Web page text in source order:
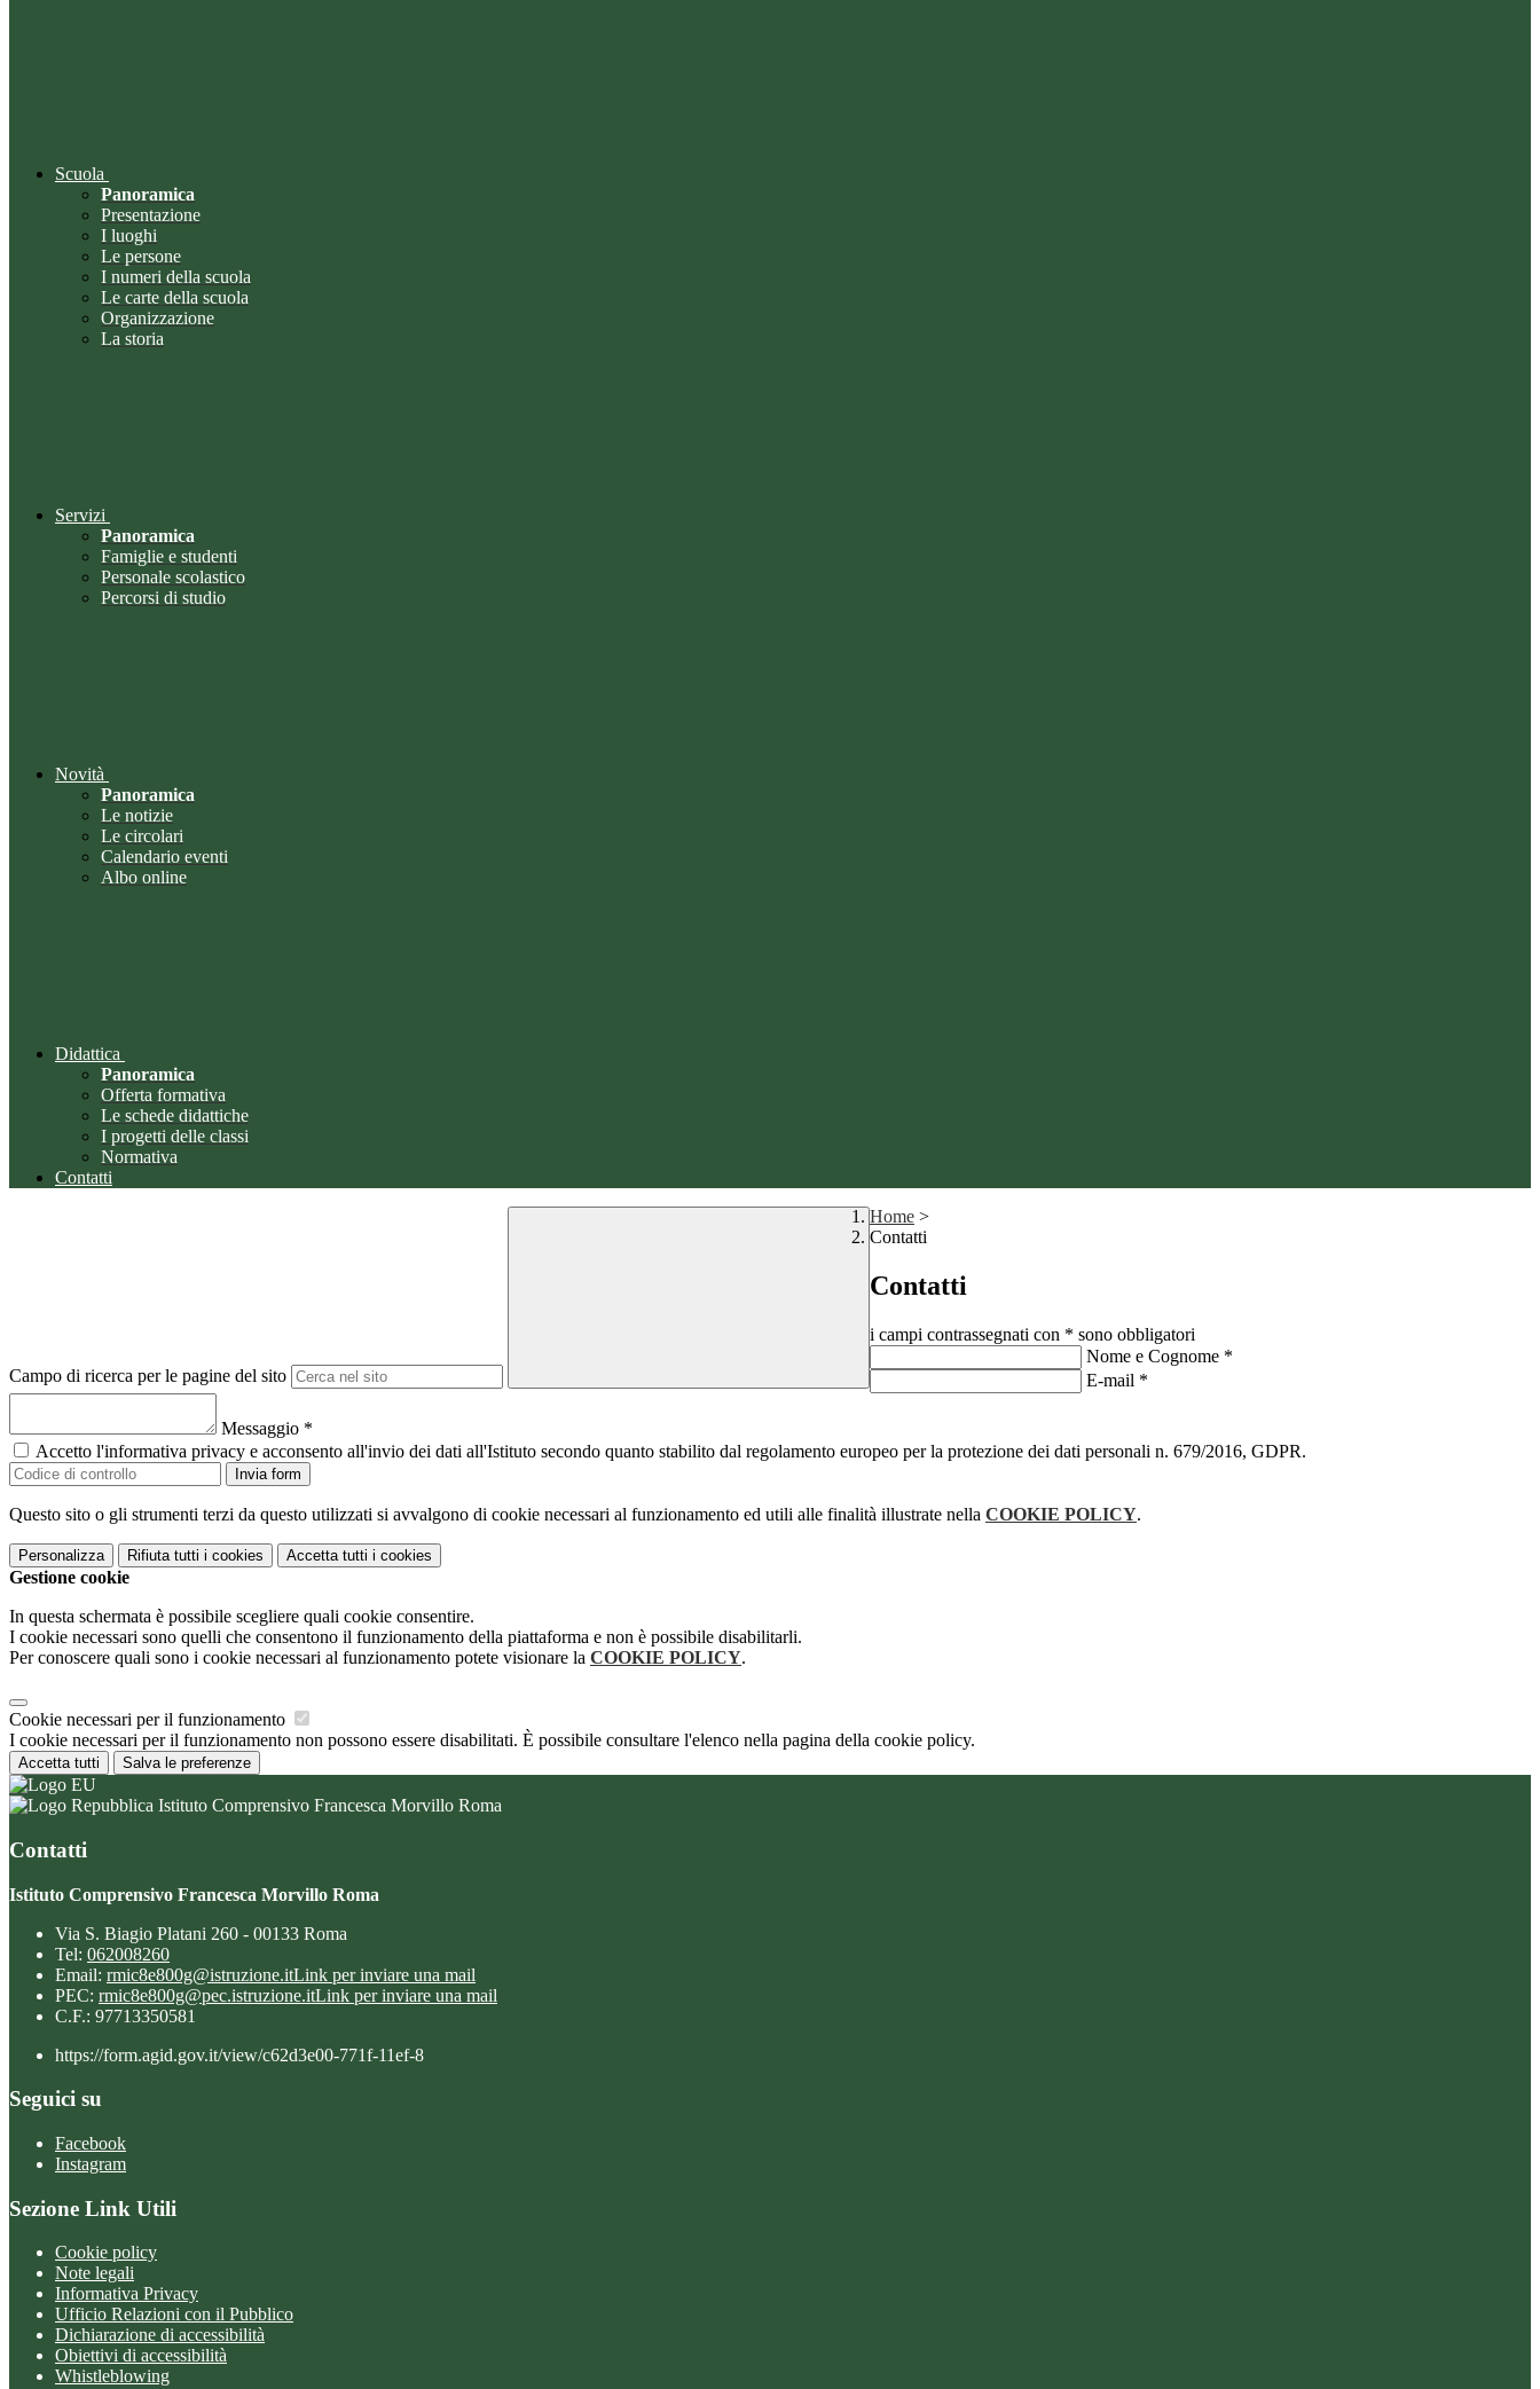
Scuola
Panoramica
Presentazione
I luoghi
Le persone
I numeri della scuola
Le carte della scuola
Organizzazione
La storia
Servizi
Panoramica
Famiglie e studenti
Personale scolastico
Percorsi di studio
Novità
Panoramica
Le notizie
Le circolari
Calendario eventi
Albo online
Didattica
Panoramica
Offerta formativa
Le schede didattiche
I progetti delle classi
Normativa
Contatti
Campo di ricerca per le pagine del sito
Home >
Contatti
Contatti
i campi contrassegnati con * sono obbligatori
Nome e Cognome *
E-mail *
Messaggio *
Accetto l'informativa privacy e acconsento all'invio dei dati all'Istituto secondo quanto stabilito dal regolamento europeo per la protezione dei dati personali n. 679/2016, GDPR.
Invia form
Questo sito o gli strumenti terzi da questo utilizzati si avvalgono di cookie necessari al funzionamento ed utili alle finalità illustrate nella COOKIE POLICY.
Personalizza Rifiuta tutti i cookies Accetta tutti i cookies
Gestione cookie
In questa schermata è possibile scegliere quali cookie consentire.
I cookie necessari sono quelli che consentono il funzionamento della piattaforma e non è possibile disabilitarli.
Per conoscere quali sono i cookie necessari al funzionamento potete visionare la COOKIE POLICY.
Cookie necessari per il funzionamento
I cookie necessari per il funzionamento non possono essere disabilitati. È possibile consultare l'elenco nella pagina della cookie policy.
Accetta tutti Salva le preferenze
Istituto Comprensivo Francesca Morvillo Roma
Contatti
Istituto Comprensivo Francesca Morvillo Roma
Via S. Biagio Platani 260 - 00133 Roma
Tel: 062008260
Email: rmic8e800g@istruzione.itLink per inviare una mail
PEC: rmic8e800g@pec.istruzione.itLink per inviare una mail
C.F.: 97713350581
https://form.agid.gov.it/view/c62d3e00-771f-11ef-8
Seguici su
Facebook
Instagram
Sezione Link Utili
Cookie policy
Note legali
Informativa Privacy
Ufficio Relazioni con il Pubblico
Dichiarazione di accessibilità
Obiettivi di accessibilità
Whistleblowing